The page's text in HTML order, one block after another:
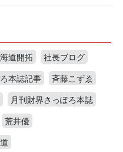
道開拓
社長ブログ
本誌記事
斉藤こずゑ
月刊財界さっぽろ本誌
荒井優